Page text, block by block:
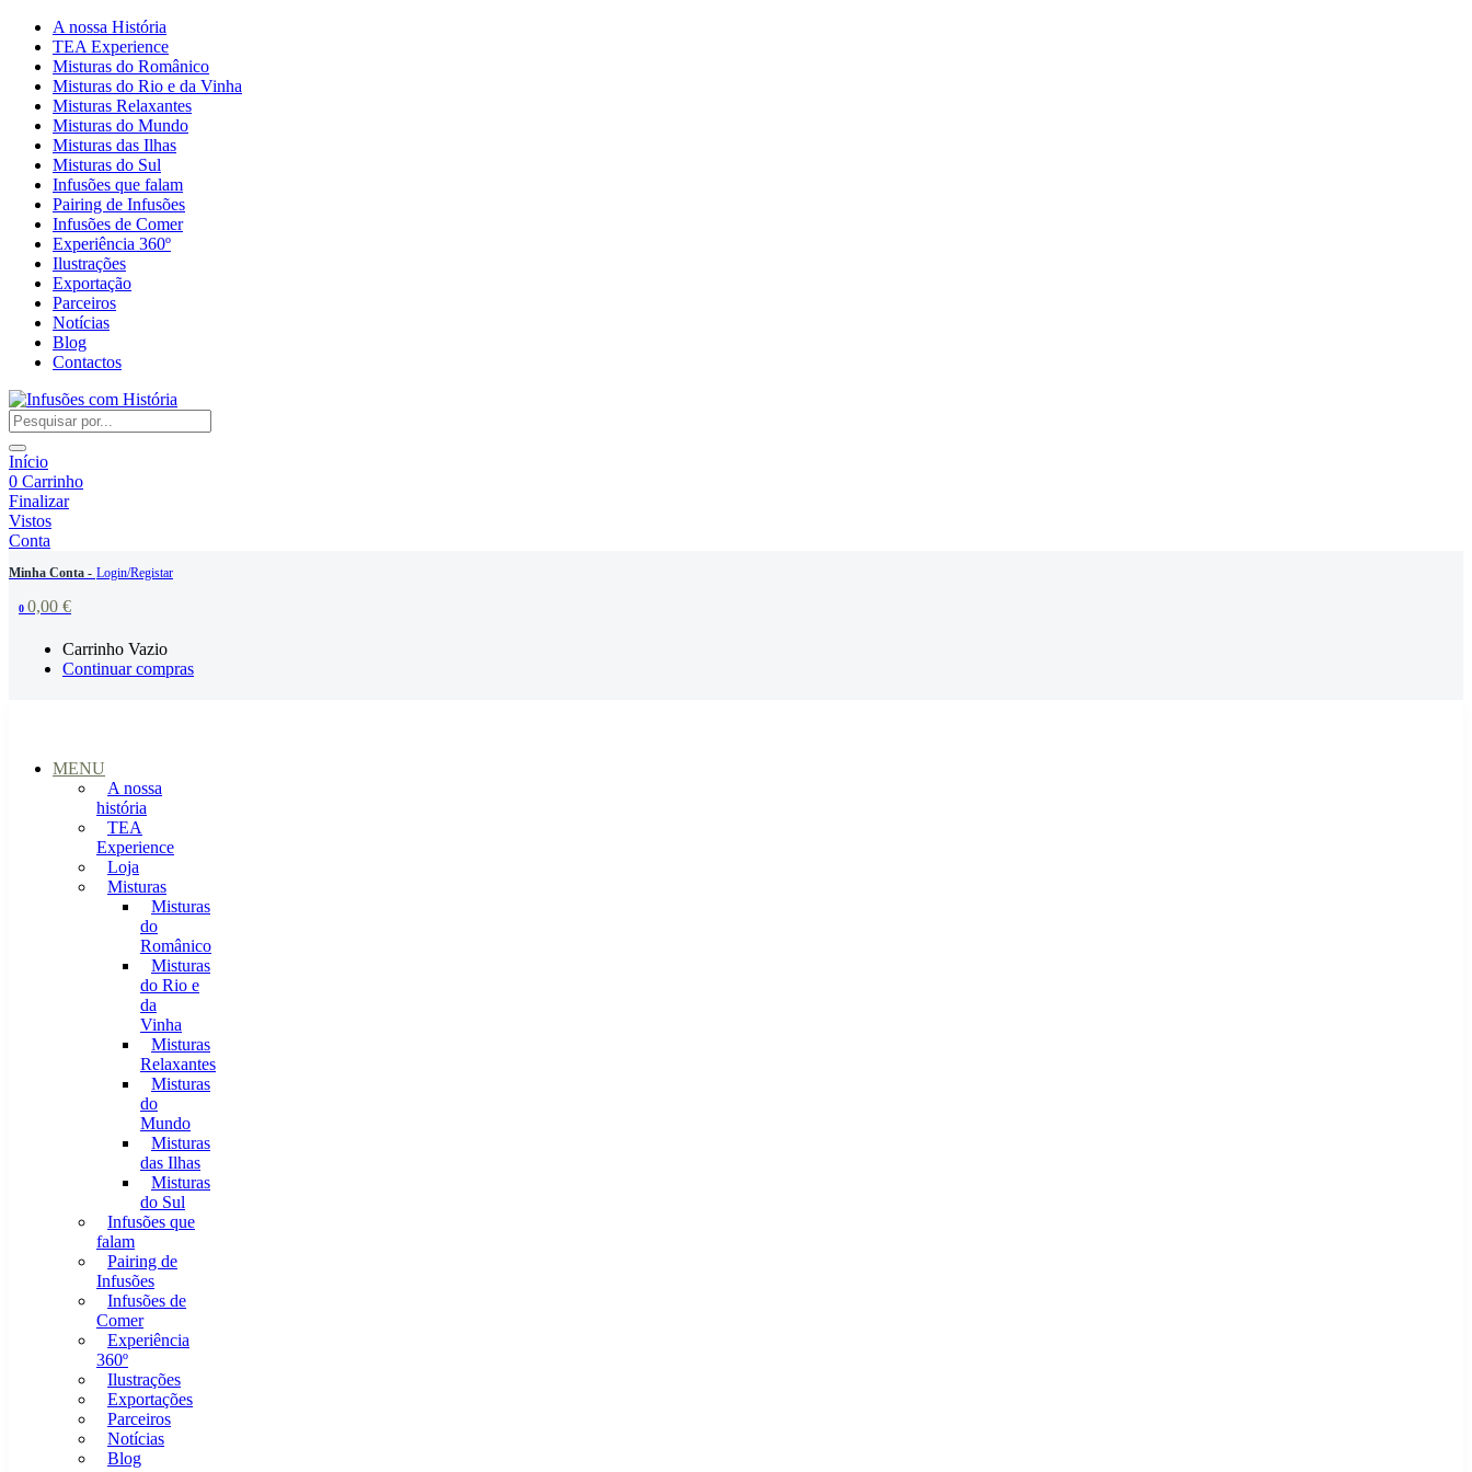
A nossa História
TEA Experience
Misturas do Românico
Misturas do Rio e da Vinha
Misturas Relaxantes
Misturas do Mundo
Misturas das Ilhas
Misturas do Sul
Infusões que falam
Pairing de Infusões
Infusões de Comer
Experiência 360º
Ilustrações
Exportação
Parceiros
Notícias
Blog
Contactos
Início
0 Carrinho
Finalizar
Vistos
Conta
Minha Conta - Login/Registar
0 0,00 €
Carrinho Vazio
Continuar compras
MENU
A nossa
história
TEA
Experience
Loja
Misturas
Misturas
do
Românico
Misturas
do Rio e
da
Vinha
Misturas
Relaxantes
Misturas
do
Mundo
Misturas
das Ilhas
Misturas
do Sul
Infusões que
falam
Pairing de
Infusões
Infusões de
Comer
Experiência
360º
Ilustrações
Exportações
Parceiros
Notícias
Blog